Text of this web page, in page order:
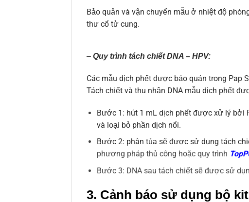
Bảo quản và vận chuyển mẫu ở nhiệt độ
thư cổ tử cung.
– Quy trình tách chiết DNA – HPV:
Các mẫu dịch phết được bảo quản trong Pap
Tách chiết và thu nhận DNA mẫu dịch phết
Bước 1: hút 1 mL dịch phết được xử lý bởi
và loại bỏ phần dịch nổi.
Bước 2: phân tủa sẽ được sử dụng tách
phương pháp thủ công hoặc quy trình
Bước 3: DNA sau tách chiết sẽ được sử
3. Cảnh báo sử dụng bộ